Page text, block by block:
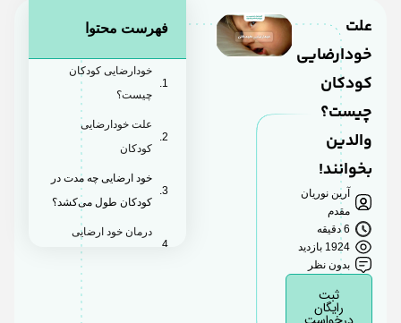
خودارضایی
کودکان
چیست؟
والدین
بخوانند!
آرین نوریان
مقدم
6 دقیقه
1924 بازدید
بدون نظر
رایگان
فهرست محتوا
خودارضایی کودکان
چیست؟
علت خودارضایی
کودکان
خود ارضایی چه مدت در
کودکان طول می‌کشد؟
درمان خود ارضایی